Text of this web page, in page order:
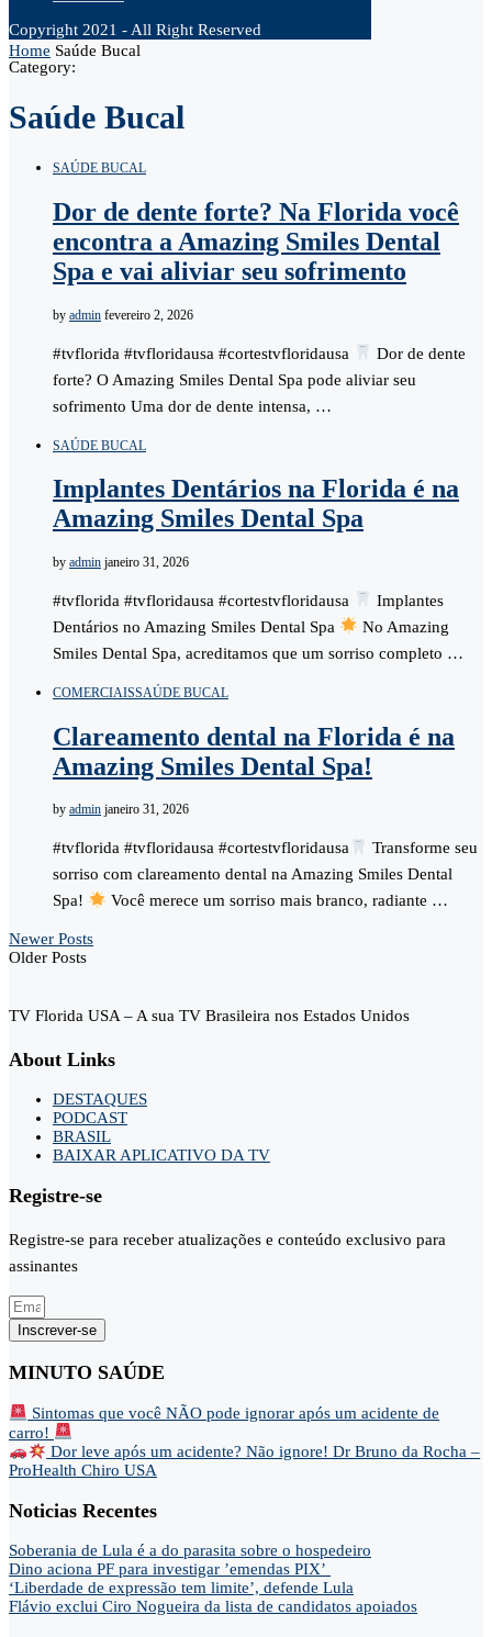
Copyright 2021 - All Right Reserved
Home Saúde Bucal
Category:
Saúde Bucal
SAÚDE BUCAL
Dor de dente forte? Na Florida você
encontra a Amazing Smiles Dental
Spa e vai aliviar seu sofrimento
by admin fevereiro 2, 2026
#tvflorida #tvfloridausa #cortestvfloridausa
Dor de dente
forte? O Amazing Smiles Dental Spa pode aliviar seu
sofrimento Uma dor de dente intensa, …
SAÚDE BUCAL
Implantes Dentários na Florida é na
Amazing Smiles Dental Spa
by admin janeiro 31, 2026
#tvflorida #tvfloridausa #cortestvfloridausa
Implantes
Dentários no Amazing Smiles Dental Spa
No Amazing
Smiles Dental Spa, acreditamos que um sorriso completo …
COMERCIAISSAÚDE BUCAL
Clareamento dental na Florida é na
Amazing Smiles Dental Spa!
by admin janeiro 31, 2026
#tvflorida #tvfloridausa #cortestvfloridausa
Transforme seu
sorriso com clareamento dental na Amazing Smiles Dental
Spa!
Você merece um sorriso mais branco, radiante …
Newer Posts
Older Posts
TV Florida USA – A sua TV Brasileira nos Estados Unidos
About Links
DESTAQUES
PODCAST
BRASIL
BAIXAR APLICATIVO DA TV
Registre-se
Registre-se para receber atualizações e conteúdo exclusivo para
assinantes
Inscrever-se
MINUTO SAÚDE
Sintomas que você NÃO pode ignorar após um acidente de
carro!
Dor leve após um acidente? Não ignore! Dr Bruno da Rocha –
ProHealth Chiro USA
Noticias Recentes
Soberania de Lula é a do parasita sobre o hospedeiro
Dino aciona PF para investigar ’emendas PIX’
‘Liberdade de expressão tem limite’, defende Lula
Flávio exclui Ciro Nogueira da lista de candidatos apoiados